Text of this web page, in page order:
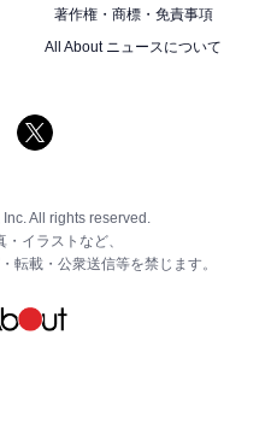
著作権・商標・免責事項
All About ニュースについて
All rights reserved.
イラストなど、
転載・公衆送信等を禁じます。